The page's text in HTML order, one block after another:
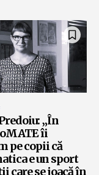
„În
îi
pe copii că
e un sport
care se joacă în